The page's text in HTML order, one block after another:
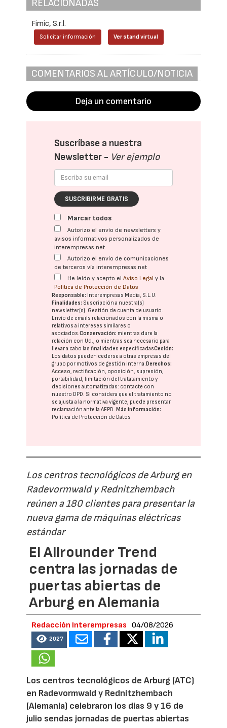
RELACIONADAS
Fimic, S.r.l.
Solicitar información Ver stand virtual
COMENTARIOS AL ARTÍCULO/NOTICIA
Deja un comentario
Suscríbase a nuestra
Newsletter - Ver ejemplo
SUSCRIBIRME GRATIS
Marcar todos
Autorizo el envío de newsletters y
avisos informativos personalizados de
interempresas.net
Autorizo el envío de comunicaciones
de terceros vía interempresas.net
He leído y acepto elAviso Legal y la
Política de Protección de Datos
Responsable: Interempresas Media, S.L.U.
Finalidades: Suscripción a nuestra(s)
newsletter(s). Gestión de cuenta de usuario.
Envío de emails relacionados con la misma o
relativos a intereses similares o
asociados.Conservación: mientras dure la
relación con Ud., o mientras sea necesario para
llevar a cabo las finalidades especificadasCesión:
Los datos pueden cederse a otras empresas del
grupo por motivos de gestión interna.Derechos:
Acceso, rectificación, oposición, supresión,
portabilidad, limitación del tratatamiento y
decisiones automatizadas: contacte con
nuestro DPD. Si considera que el tratamiento no
se ajusta a la normativa vigente, puede presentar
reclamación ante laAEPD.Más información:
Política de Protección de Datos
Los centros tecnológicos de Arburg en
Radevormwald y Rednitzhembach
reúnen a 180 clientes para presentar la
nueva gama de máquinas eléctricas
estándar
El Allrounder Trend
centra las jornadas de
puertas abiertas de
Arburg en Alemania
Redacción Interempresas 04/08/2026
2027
Los centros tecnológicos de Arburg (ATC)
en Radevormwald y Rednitzhembach
(Alemania) celebraron los días 9 y 16 de
julio sendas jornadas de puertas abiertas